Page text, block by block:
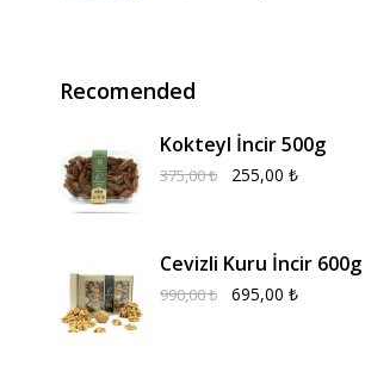
Recomended
Kokteyl İncir 500g
375,00₺ 255,00 ₺
Cevizli Kuru İncir 600g
990,00₺ 695,00 ₺